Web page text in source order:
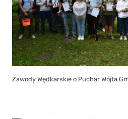
Zawody Wędkarskie o Puchar Wójta